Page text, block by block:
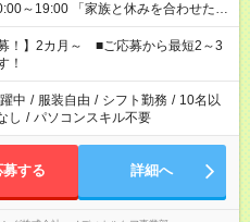
と休みを合わせた
準備がしたい」 「できれば残業はし
くださいね。 ※Wワーク希望
望する勤務時間と、もう1つのお仕事
間を超える場合は応募できません。
！】2カ月～ ■ご応募から最短2～3
！
中 / 服装自由 / シフト勤務 / 10名以
し / パソコンスキル不要
募する 詳細へ